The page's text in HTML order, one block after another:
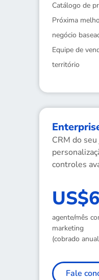
Catálogo de
Próxima
negócio
Equipe de
território
CRM do
controles
agente/mês
marketing
(cobrado
Fale